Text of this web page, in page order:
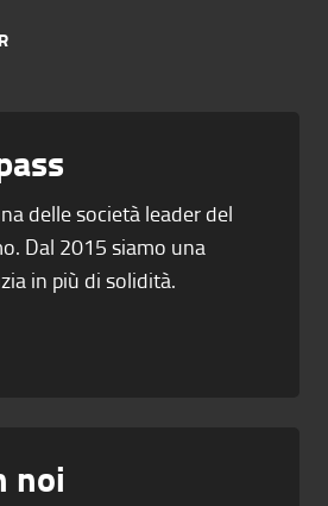
delle società leader del
Dal 2015 siamo una
in più di solidità.
noi